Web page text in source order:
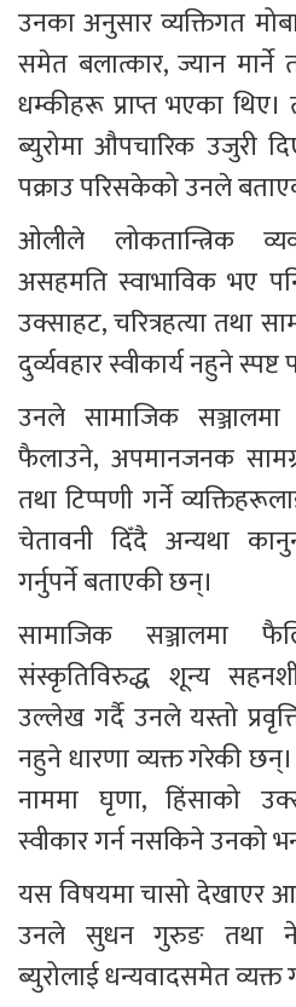
उनका अनुसार व्यक्तिगत
समेत बलात्कार, ज्यान
धम्कीहरू प्राप्त भएका
ब्युरोमा औपचारिक उजुरी
पक्राउ परिसकेको उनले
ओलीले लोकतान्त्रिक
असहमति स्वाभाविक भए
उक्साहट, चरित्रहत्या तथा
दुर्व्यवहार स्वीकार्य नहुने
उनले सामाजिक
फैलाउने, अपमानजनक
तथा टिप्पणी गर्ने
चेतावनी दिँदै अन्यथा
गर्नुपर्ने बताएकी छन्।
सामाजिक सञ्जालमा
संस्कृतिविरुद्ध शून्य
उल्लेख गर्दै उनले यस्तो
नहुने धारणा व्यक्त गरेकी छन्।
नाममा घृणा, हिंसाको
स्वीकार गर्न नसकिने उनको
यस विषयमा चासो देखाएर
उनले सुधन गुरुङ तथा
ब्युरोलाई धन्यवादसमेत व्यक्त